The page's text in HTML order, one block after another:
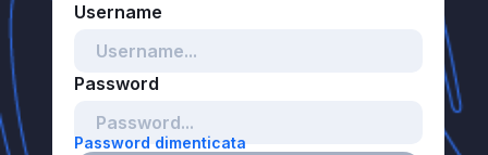
Password dimenticata